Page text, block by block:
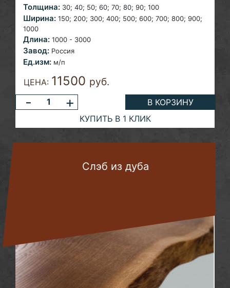
Толщина: 30; 40; 50; 60; 70; 80; 90; 100
Ширина: 150; 200; 300; 400; 500; 600; 700; 800; 900;
1000
Длина: 1000 - 3000
Завод: Россия
Ед.изм: м/п
ЦЕНА: 11500 руб.
- +
В КОРЗИНУ
КУПИТЬ В 1 КЛИК
Слэб из дуба